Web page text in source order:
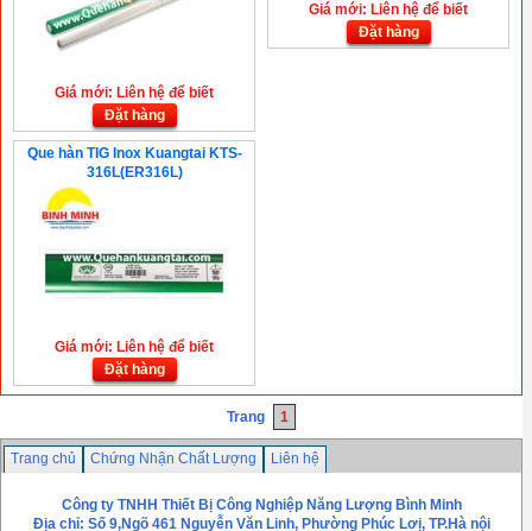
Giá mới: Liên hệ để biết
Đặt hàng
Giá mới: Liên hệ để biết
Đặt hàng
Que hàn TIG Inox Kuangtai KTS-
316L(ER316L)
Giá mới: Liên hệ để biết
Đặt hàng
Trang 1
Trang chủ Chứng Nhận Chất Lượng Liên hệ
Công ty TNHH Thiết Bị Công Nghiệp Năng Lượng Bình Minh
Địa chỉ: Số 9,Ngõ 461 Nguyễn Văn Linh, Phường Phúc Lơị, TP.Hà nội